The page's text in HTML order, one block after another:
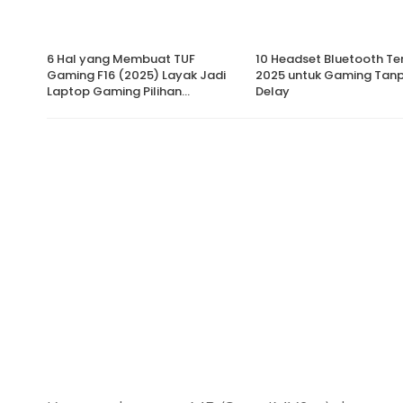
6 Hal yang Membuat TUF
Gaming F16 (2025) Layak Jadi
Laptop Gaming Pilihan…
10 Headset Bluetooth
2025 untuk Gaming
Delay